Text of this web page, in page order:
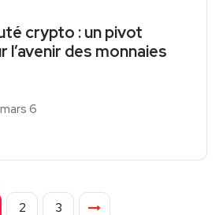
crypto : un pivot
l’avenir des monnaies
mars 6
2 3